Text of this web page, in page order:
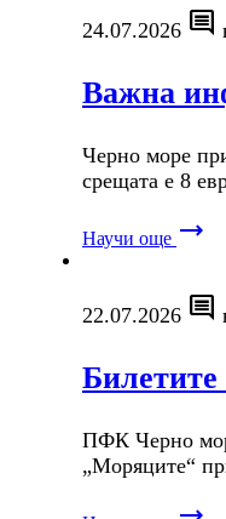
24.07.2026 comment
Важна
Черно море
срещата е 8
Научи още trending_flat
22.07.2026 comment
Билетите
ПФК Черно
„Моряците“